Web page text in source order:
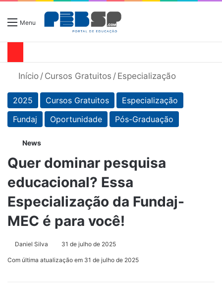
Menu
Início / Cursos Gratuitos / Especialização
2025 Cursos Gratuitos
Especialização
Fundaj
Oportunidade Pós-Graduação
News
Quer dominar pesquisa
educacional? Essa
Especialização da Fundaj-
MEC é para você!
Daniel Silva 31 de julho de 2025
Com última atualização em 31 de julho de 2025